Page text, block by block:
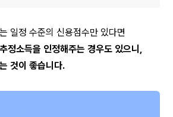
일정 수준의 신용점수만 있다면
정소득을 인정해주는 경우도 있으니,
것이 좋습니다.